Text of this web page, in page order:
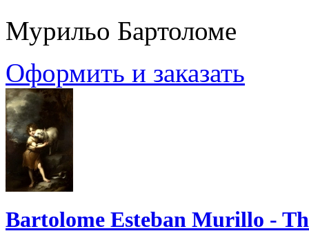
Мурильо Бартоломе
Оформить и заказать
Bartolome Esteban Murillo -